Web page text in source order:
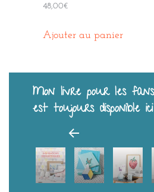
48,00€
Ajouter au panier
Mon livre pour les
est toujours disponible